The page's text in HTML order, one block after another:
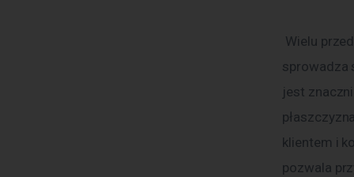
sprowadza
jest
klientem i
pozwala